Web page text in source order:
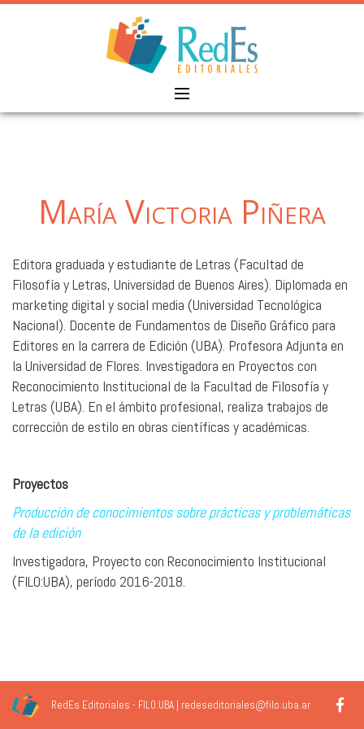
Skip
María Victoria Piñera
Editora graduada y estudiante de Letras (Facultad de
Filosofía y Letras, Universidad de Buenos Aires). Diplomada en
marketing digital y social media (Universidad Tecnológica
Nacional). Docente de Fundamentos de Diseño Gráfico para
Editores en la carrera de Edición (UBA). Profesora Adjunta en
la Universidad de Flores. Investigadora en Proyectos con
Reconocimiento Institucional de la Facultad de Filosofía y
Letras (UBA). En el ámbito profesional, realiza trabajos de
corrección de estilo en obras científicas y académicas.
Proyectos
Producción de conocimientos sobre prácticas y problemáticas
de la edición
Investigadora, Proyecto con Reconocimiento Institucional
(FILO:UBA), período 2016-2018.
RedEs Editoriales - FILO:UBA | redeseditoriales@filo.uba.ar